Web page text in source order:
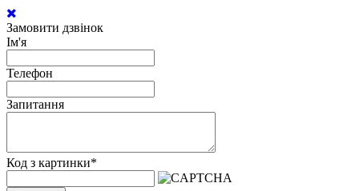
Замовити дзвінок
Ім'я
Телефон
Запитання
Код з картинки*